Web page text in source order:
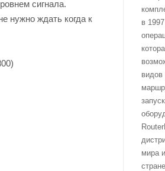
сигнала.
нужно ждать когда к
в
мира